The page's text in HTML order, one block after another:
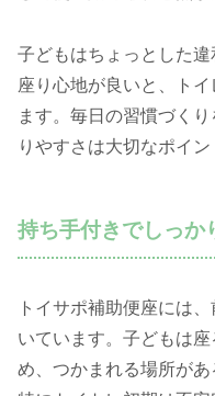
子どもはちょっとした違
座り心地が良いと、ト
ます。毎日の習慣づく
りやすさは大切なポイン
持ち手付きでしっか
トイサポ補助便座には
いています。子どもは
め、つかまれる場所があ